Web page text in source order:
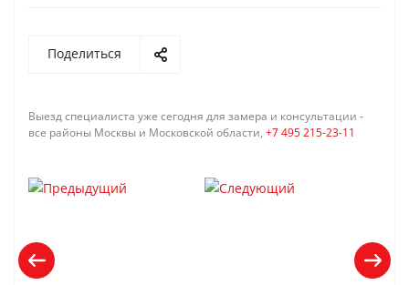
Поделиться
Выезд специалиста уже сегодня для замера и консультации -
все районы Москвы и Московской области, +7 495 215-23-11